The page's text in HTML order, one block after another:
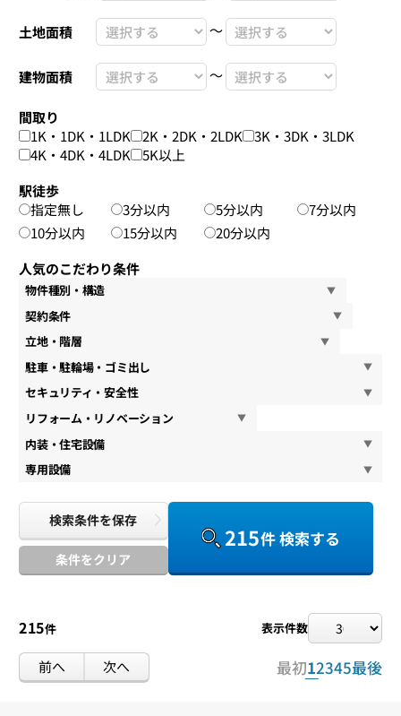
土地面積 〜
建物面積 〜
間取り
1K・1DK・1LDK
2K・2DK・2LDK
3K・3DK・3LDK
4K・4DK・4LDK
5K以上
駅徒歩
指定無し
3分以内 5分以内
7分以内
10分以内
15分以内
20分以内
人気のこだわり条件
物件種別・構造
契約条件
立地・階層
駐車・駐輪場・ゴミ出し
セキュリティ・安全性
リフォーム・リノベーション
内装・住宅設備
専用設備
検索条件を保存
条件をクリア
215件 検索する
215件 表示件数
前へ 次へ 最初12345最後